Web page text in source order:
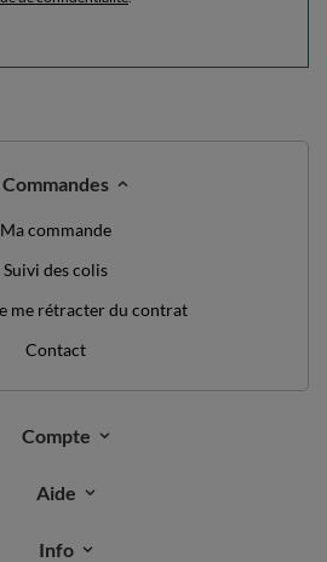
Commandes
Ma commande
Suivi des colis
me rétracter du contrat
Contact
Compte
Aide
Info